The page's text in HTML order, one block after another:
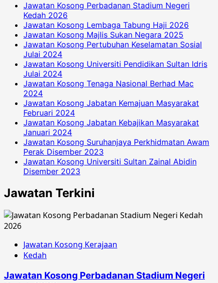
Jawatan Kosong Perbadanan Stadium Negeri
Kedah 2026
Jawatan Kosong Lembaga Tabung Haji 2026
Jawatan Kosong Majlis Sukan Negara 2025
Jawatan Kosong Pertubuhan Keselamatan Sosial
Julai 2024
Jawatan Kosong Universiti Pendidikan Sultan Idris
Julai 2024
Jawatan Kosong Tenaga Nasional Berhad Mac
2024
Jawatan Kosong Jabatan Kemajuan Masyarakat
Februari 2024
Jawatan Kosong Jabatan Kebajikan Masyarakat
Januari 2024
Jawatan Kosong Suruhanjaya Perkhidmatan Awam
Perak Disember 2023
Jawatan Kosong Universiti Sultan Zainal Abidin
Disember 2023
Jawatan Terkini
Jawatan Kosong Kerajaan
Kedah
Jawatan Kosong Perbadanan Stadium Negeri